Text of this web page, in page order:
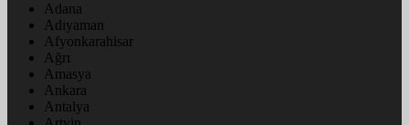
Adana
Adıyaman
Afyonkarahisar
Ağrı
Amasya
Ankara
Antalya